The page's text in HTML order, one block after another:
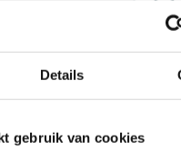
Details
gebruik van cookies
uw zwembad
en bespaar